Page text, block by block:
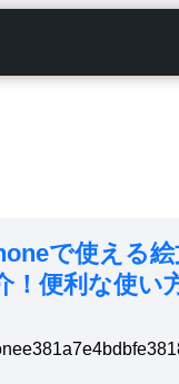
で使える
！便利な使い